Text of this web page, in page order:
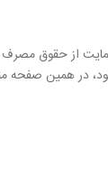
از حقوق مصرف
در همین